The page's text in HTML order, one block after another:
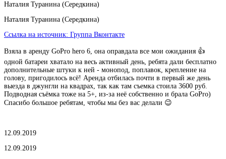
Наталия Туранина (Середкина)
Наталия Туранина (Середкина)
Ссылка на источник: Группа Вконтакте
Взяла в аренду GoPro hero 6, она оправдала все мои ожидания 👍
одной батареи хватало на весь активный день, ребята дали бесплатно
дополнительные штуки к ней - монопод, поплавок, крепление на
голову, пригодилось всё! Аренда отбилась почти в первый же день
выезда в джунгли на квадрах, так как там съемка стоила 3600 руб.
Подводная съёмка тоже на 5+, из-за неё собственно и брала GoPro)
Спасибо большое ребятам, чтобы мы без вас делали 😉
12.09.2019
12.09.2019